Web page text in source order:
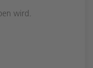
wird.